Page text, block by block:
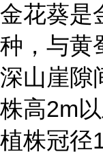
金花葵是
种，与黄
深山崖隙
株高2m
植株冠径